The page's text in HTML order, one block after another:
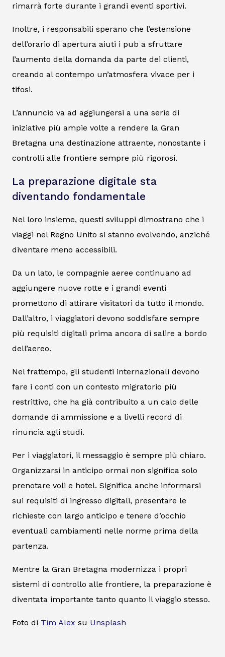
rimarrà forte durante i grandi eventi sportivi.
Inoltre, i responsabili sperano che l’estensione
dell’orario di apertura aiuti i pub a sfruttare
l’aumento della domanda da parte dei clienti,
creando al contempo un’atmosfera vivace per i
tifosi.
L’annuncio va ad aggiungersi a una serie di
iniziative più ampie volte a rendere la Gran
Bretagna una destinazione attraente, nonostante i
controlli alle frontiere sempre più rigorosi.
La preparazione digitale sta
diventando fondamentale
Nel loro insieme, questi sviluppi dimostrano che i
viaggi nel Regno Unito si stanno evolvendo, anziché
diventare meno accessibili.
Da un lato, le compagnie aeree continuano ad
aggiungere nuove rotte e i grandi eventi
promettono di attirare visitatori da tutto il mondo.
Dall’altro, i viaggiatori devono soddisfare sempre
più requisiti digitali prima ancora di salire a bordo
dell’aereo.
Nel frattempo, gli studenti internazionali devono
fare i conti con un contesto migratorio più
restrittivo, che ha già contribuito a un calo delle
domande di ammissione e a livelli record di
rinuncia agli studi.
Per i viaggiatori, il messaggio è sempre più chiaro.
Organizzarsi in anticipo ormai non significa solo
prenotare voli e hotel. Significa anche informarsi
sui requisiti di ingresso digitali, presentare le
richieste con largo anticipo e tenere d’occhio
eventuali cambiamenti nelle norme prima della
partenza.
Mentre la Gran Bretagna modernizza i propri
sistemi di controllo alle frontiere, la preparazione è
diventata importante tanto quanto il viaggio stesso.
Foto di Tim Alex su Unsplash